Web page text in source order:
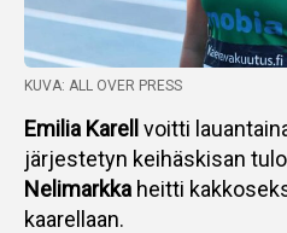
KUVA: ALL OVER PRESS
Emilia Karell voitti
järjestetyn keihäskisan
Nelimarkka heitti
kaarellaan.